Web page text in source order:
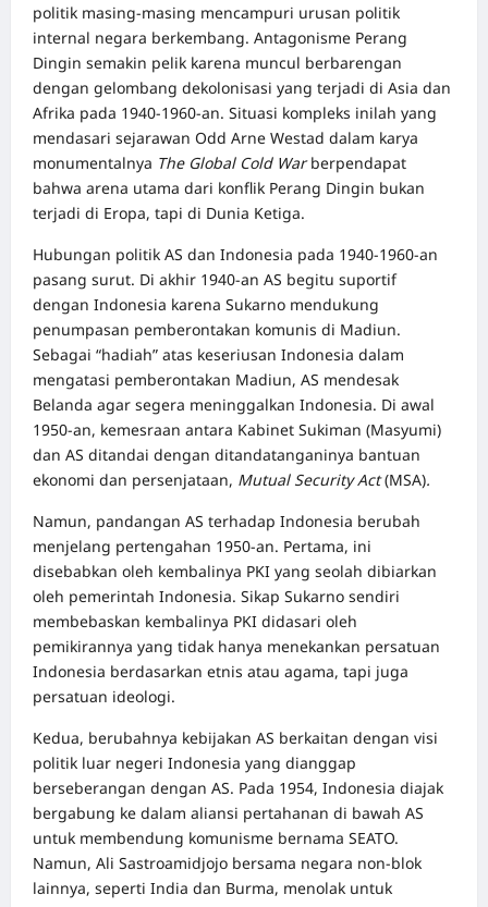
politik masing-masing mencampuri urusan politik
internal negara berkembang. Antagonisme Perang
Dingin semakin pelik karena muncul berbarengan
dengan gelombang dekolonisasi yang terjadi di Asia dan
Afrika pada 1940-1960-an. Situasi kompleks inilah yang
mendasari sejarawan Odd Arne Westad dalam karya
monumentalnya The Global Cold Warberpendapat
bahwa arena utama dari konflik Perang Dingin bukan
terjadi di Eropa, tapi di Dunia Ketiga.
Hubungan politik AS dan Indonesia pada 1940-1960-an
pasang surut. Di akhir 1940-an AS begitu suportif
dengan Indonesia karena Sukarno mendukung
penumpasan pemberontakan komunis di Madiun.
Sebagai “hadiah” atas keseriusan Indonesia dalam
mengatasi pemberontakan Madiun, AS mendesak
Belanda agar segera meninggalkan Indonesia. Di awal
1950-an, kemesraan antara Kabinet Sukiman (Masyumi)
dan AS ditandai dengan ditandatanganinya bantuan
ekonomi dan persenjataan, Mutual Security Act(MSA).
Namun, pandangan AS terhadap Indonesia berubah
menjelang pertengahan 1950-an. Pertama, ini
disebabkan oleh kembalinya PKI yang seolah dibiarkan
oleh pemerintah Indonesia. Sikap Sukarno sendiri
membebaskan kembalinya PKI didasari oleh
pemikirannya yang tidak hanya menekankan persatuan
Indonesia berdasarkan etnis atau agama, tapi juga
persatuan ideologi.
Kedua, berubahnya kebijakan AS berkaitan dengan visi
politik luar negeri Indonesia yang dianggap
berseberangan dengan AS. Pada 1954, Indonesia diajak
bergabung ke dalam aliansi pertahanan di bawah AS
untuk membendung komunisme bernama SEATO.
Namun, Ali Sastroamidjojo bersama negara non-blok
lainnya, seperti India dan Burma, menolak untuk